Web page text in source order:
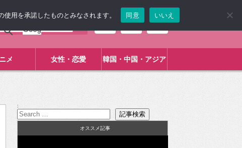
メ 女性・恋愛 韓国・中国・アジア
:
オススメ記事
用を承諾したものとみなされます。 同意 いいえ